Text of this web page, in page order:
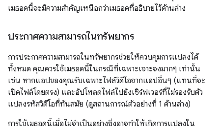
เมธอดนี้จะมีความสำคัญเหนือกว่าเมธอดที่อธิบายไว้ด้านล่าง
ประกาศความสามารถในทรัพยากร
การประกาศความสามารถในทรัพยากรช่วยให้ควบคุมการแปลงได้
ทั้งหมด คุณควรใช้เมธอดนี้ในกรณีที่เฉพาะเจาะจงมากๆ เท่านั้น
เช่น หากแอปของคุณรับเฉพาะไฟล์วิดีโอจากแอปอื่นๆ (แทนที่จะ
เปิดไฟล์โดยตรง) และอัปโหลดไฟล์ไปยังเซิร์ฟเวอร์ที่ไม่รองรับตัว
แปลงรหัสวิดีโอที่ทันสมัย (ดูสถานการณ์ตัวอย่างที่ 1 ด้านล่าง)
การใช้เมธอดนี้เมื่อไม่จำเป็นอย่างยิ่งอาจทำให้เกิดการแปลงใน